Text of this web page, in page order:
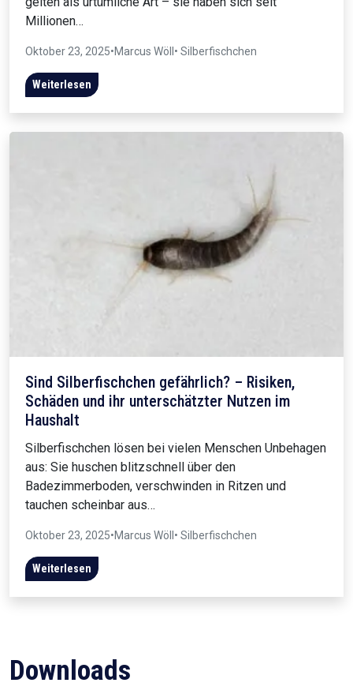
Millionen…
Oktober 23, 2025•Marcus Wöll • Silberfischchen
Weiterlesen
Sind Silberfischchen gefährlich? – Risiken,
Schäden und ihr unterschätzter Nutzen im
Haushalt
Silberfischchen lösen bei vielen Menschen Unbehagen
aus: Sie huschen blitzschnell über den
Badezimmerboden, verschwinden in Ritzen und
tauchen scheinbar aus…
Oktober 23, 2025•Marcus Wöll • Silberfischchen
Weiterlesen
Downloads